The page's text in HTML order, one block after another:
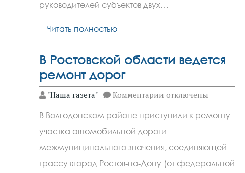
руководителей субъектов двух…
Читать полностью
В Ростовской области ведется
ремонт дорог
"Наша газета" Комментариик
записи
Ростовской
области
ведется
ремонт
дорог
отключены
В Волгодонском районе приступили к ремонту
участка автомобильной дороги
межмуниципального значения, соединяющей
трассу «город Ростов‑на‑Дону (от федеральной